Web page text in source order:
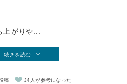
がりや...
続きを読む
稿 24人が参考になった